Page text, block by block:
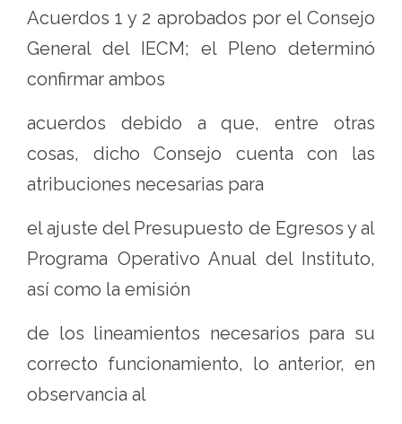
Acuerdos 1 y 2 aprobados por el Consejo
General del IECM; el Pleno determinó
confirmar ambos
acuerdos debido a que, entre otras
cosas, dicho Consejo cuenta con las
atribuciones necesarias para
el ajuste del Presupuesto de Egresos y al
Programa Operativo Anual del Instituto,
así como la emisión
de los lineamientos necesarios para su
correcto funcionamiento, lo anterior, en
observancia al